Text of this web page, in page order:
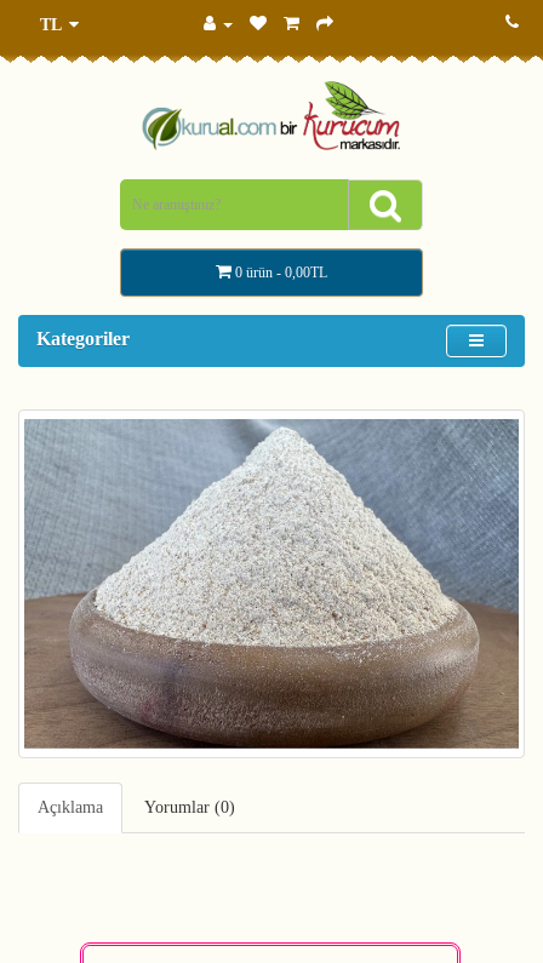
TL
0 ürün - 0,00TL
Kategoriler
Açıklama Yorumlar (0)